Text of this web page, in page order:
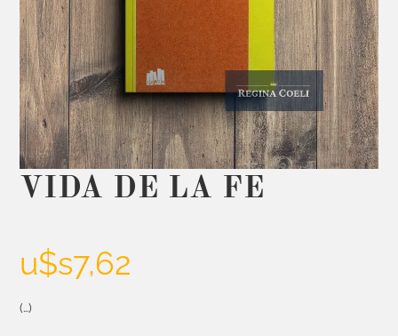
VIDA DE LA FE
u$s7,62
(…)